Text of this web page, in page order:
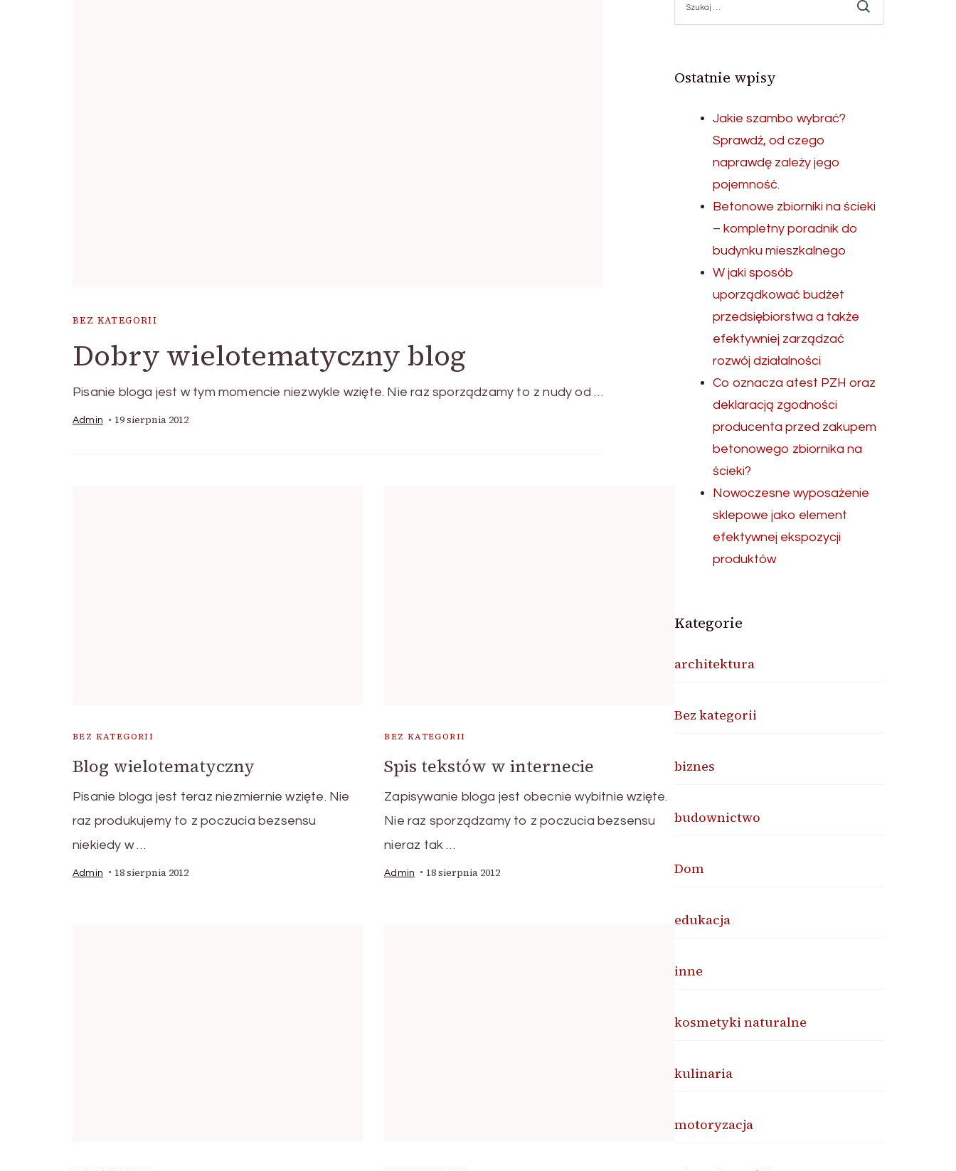
BEZ KATEGORII
Dobry wielotematyczny blog
Pisanie bloga jest w tym momencie niezwykle wzięte. Nie raz sporządzamy to z nudy od …
Admin 19 sierpnia 2012
BEZ KATEGORII
Blog wielotematyczny
Pisanie bloga jest teraz niezmiernie wzięte. Nie
raz produkujemy to z poczucia bezsensu
niekiedy w …
Admin 18 sierpnia 2012
BEZ KATEGORII
Spis tekstów w internecie
Zapisywanie bloga jest obecnie wybitnie wzięte.
Nie raz sporządzamy to z poczucia bezsensu
nieraz tak …
Admin 18 sierpnia 2012
Ostatnie wpisy
Jakie szambo wybrać?
Sprawdź, od czego
naprawdę zależy jego
pojemność.
Betonowe zbiorniki na ścieki
– kompletny poradnik do
budynku mieszkalnego
W jaki sposób
uporządkować budżet
przedsiębiorstwa a także
efektywniej zarządzać
rozwój działalności
Co oznacza atest PZH oraz
deklaracją zgodności
producenta przed zakupem
betonowego zbiornika na
ścieki?
Nowoczesne wyposażenie
sklepowe jako element
efektywnej ekspozycji
produktów
Kategorie
architektura
Bez kategorii
biznes
budownictwo
Dom
edukacja
inne
kosmetyki naturalne
kulinaria
motoryzacja